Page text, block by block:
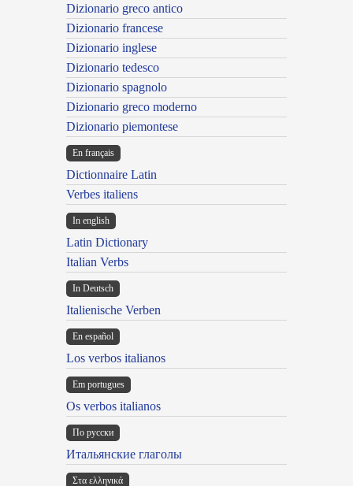
Dizionario greco antico
Dizionario francese
Dizionario inglese
Dizionario tedesco
Dizionario spagnolo
Dizionario greco moderno
Dizionario piemontese
En français
Dictionnaire Latin
Verbes italiens
In english
Latin Dictionary
Italian Verbs
In Deutsch
Italienische Verben
En español
Los verbos italianos
Em portugues
Os verbos italianos
По русски
Итальянские глаголы
Στα ελληνικά